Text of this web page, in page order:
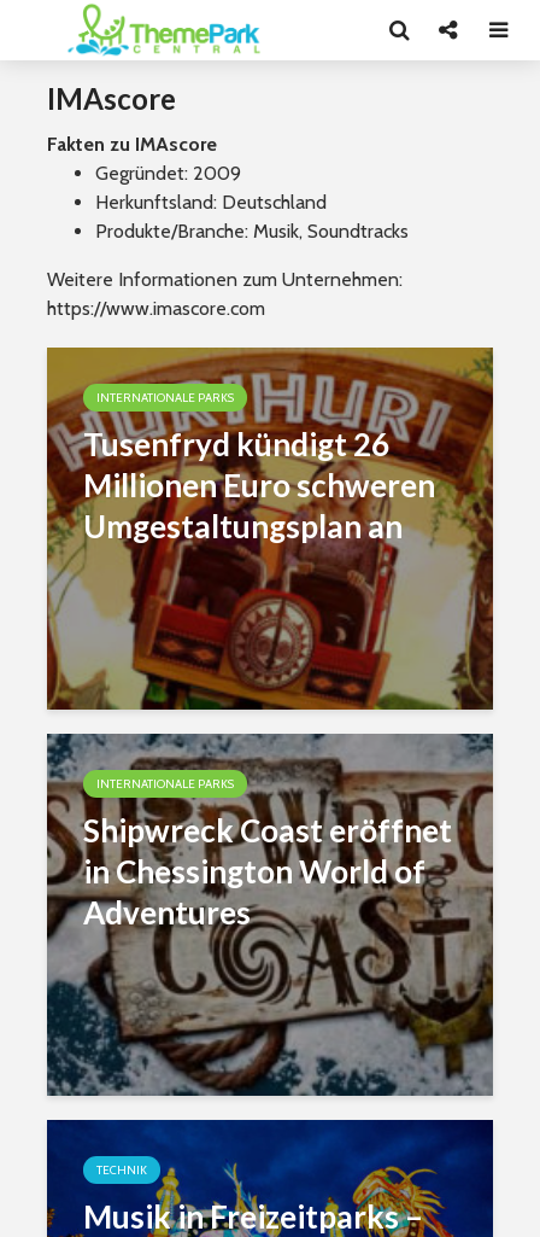
IMAscore
Fakten zu IMAscore
Gegründet: 2009
Herkunftsland: Deutschland
Produkte/Branche: Musik, Soundtracks
Weitere Informationen zum Unternehmen:
https://www.imascore.com
INTERNATIONALE PARKS
Tusenfryd kündigt 26
Millionen Euro schweren
Umgestaltungsplan an
INTERNATIONALE PARKS
Shipwreck Coast eröffnet
in Chessington World of
Adventures
TECHNIK
Musik in Freizeitparks –